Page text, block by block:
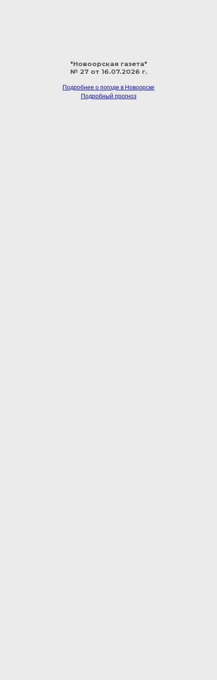
"Новоорская газета"
№ 27 от 16.07.2026 г.
Подробнее о погоде в Новоорске
Подробный прогноз